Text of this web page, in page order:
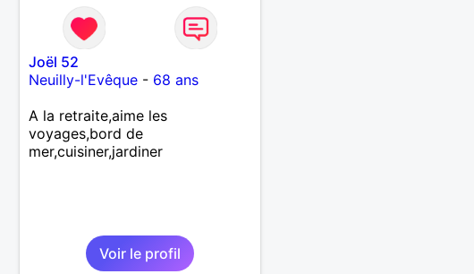
Joël 52
Neuilly-l'Evêque - 68 ans
A la retraite,aime les
voyages,bord de
mer,cuisiner,jardiner
Voir le profil